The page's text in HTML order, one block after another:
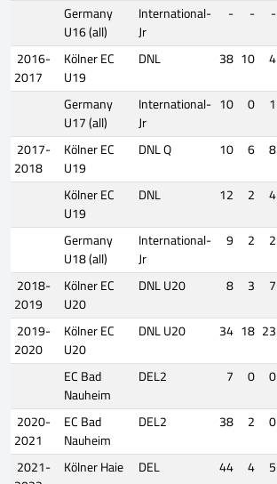
Germany
U16 (all)
International-
Jr
- - -
2016-
2017
Kölner EC
U19
DNL 38 10 4
Germany
U17 (all)
International-
Jr
10 0 1
2017-
2018
Kölner EC
U19
DNL Q 10 6 8
Kölner EC
U19
DNL 12 2 4
Germany
U18 (all)
International-
Jr
9 2 2
2018-
2019
Kölner EC
U20
DNL U20 8 3 7
2019-
2020
Kölner EC
U20
DNL U20 34 18 23
EC Bad
Nauheim
DEL2 7 0 0
2020-
2021
EC Bad
Nauheim
DEL2 38 2 0
2021-
Kölner Haie DEL 44 4 5